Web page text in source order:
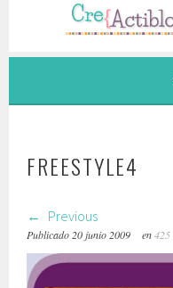
contenido.
FREESTYLE4
Previous
Publicado 20 junio 2009 en